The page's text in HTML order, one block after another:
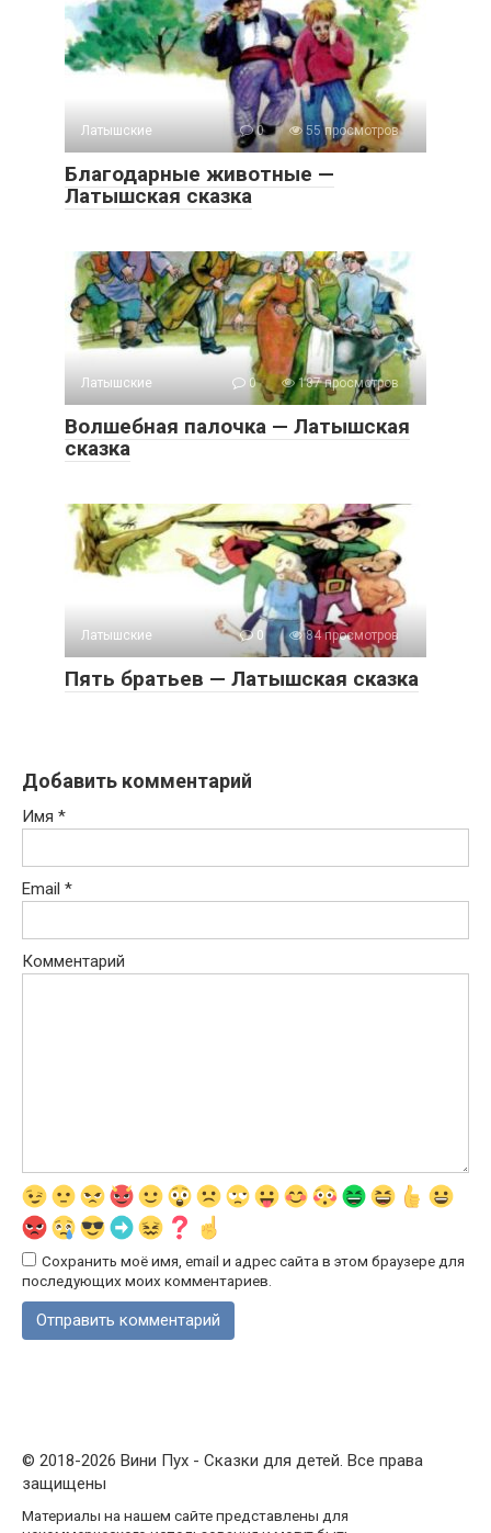
Латышские 0 55 просмотров
Благодарные животные —
Латышская сказка
Латышские 0 187 просмотров
Волшебная палочка — Латышская
сказка
Латышские 0 84 просмотров
Пять братьев — Латышская сказка
Добавить комментарий
Имя *
Email *
Комментарий
Сохранить моё имя, email и адрес сайта в этом браузере для
последующих моих комментариев.
© 2018-2026 Вини Пух - Сказки для детей. Все права
защищены
Материалы на нашем сайте представлены для